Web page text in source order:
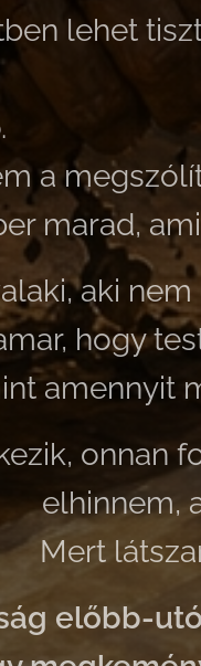
lehet
a
marad,
aki
hogy
amennyit
onnan
elhinnem,
Mert
előbb-